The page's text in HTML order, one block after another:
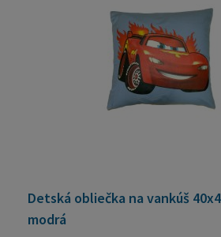
Detská obliečka na vankúš
modrá